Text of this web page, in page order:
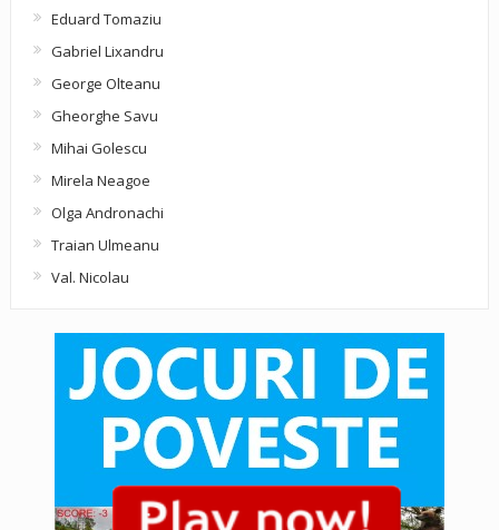
Eduard Tomaziu
Gabriel Lixandru
George Olteanu
Gheorghe Savu
Mihai Golescu
Mirela Neagoe
Olga Andronachi
Traian Ulmeanu
Val. Nicolau